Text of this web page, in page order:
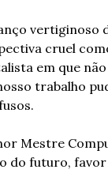
vertiginoso
cruel
em que
trabalho
Mestre
do futuro, favor